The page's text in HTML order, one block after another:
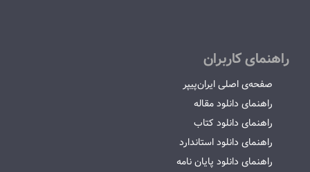
راهنمای کاربران
صفحه‌ی اصلی ایران‌پیپر
راهنمای دانلود مقاله
راهنمای دانلود کتاب
راهنمای دانلود استاندارد
راهنمای دانلود پایان نامه